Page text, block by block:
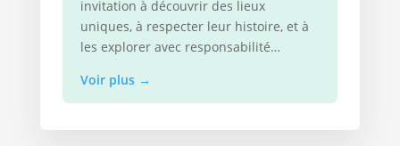
invitation à découvrir des lieux
uniques, à respecter leur histoire, et à
les explorer avec responsabilité…
Voir plus →